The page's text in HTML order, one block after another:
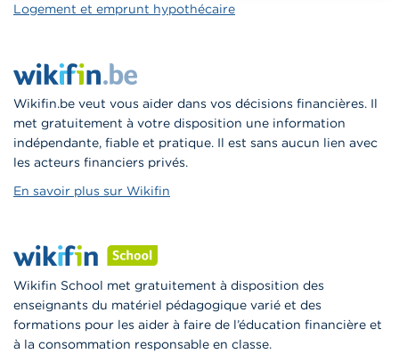
Logement et emprunt hypothécaire
Wikifin.be veut vous aider dans vos décisions financières. Il
met gratuitement à votre disposition une information
indépendante, fiable et pratique. Il est sans aucun lien avec
les acteurs financiers privés.
En savoir plus sur Wikifin
Wikifin School met gratuitement à disposition des
enseignants du matériel pédagogique varié et des
formations pour les aider à faire de l’éducation financière et
à la consommation responsable en classe.